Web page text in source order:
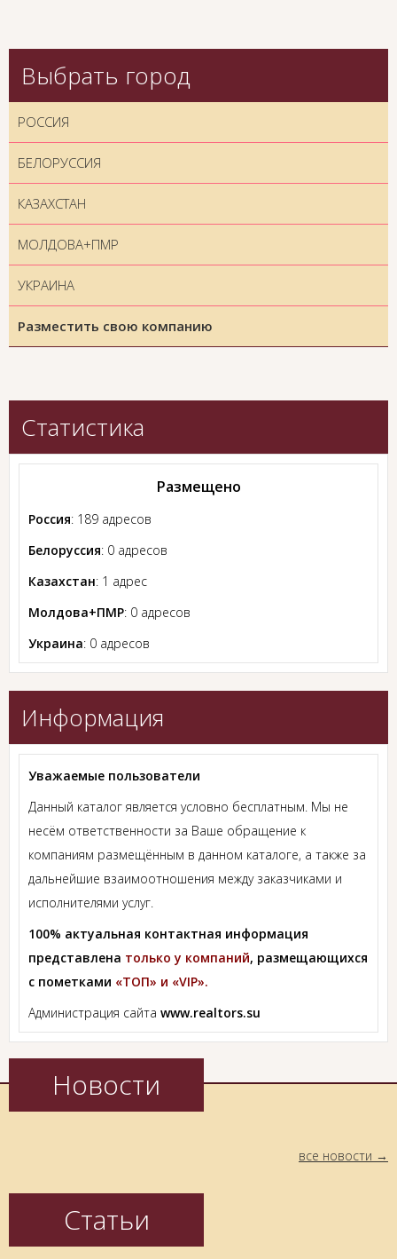
Выбрать город
РОССИЯ
БЕЛОРУССИЯ
КАЗАХСТАН
МОЛДОВА+ПМР
УКРАИНА
Разместить свою компанию
Статистика
Размещено
Россия: 189 адресов
Белоруссия: 0 адресов
Казахстан: 1 адрес
Молдова+ПМР: 0 адресов
Украина: 0 адресов
Информация
Уважаемые пользователи
Данный каталог является условно бесплатным. Мы не
несём ответственности за Ваше обращение к
компаниям размещённым в данном каталоге, а также за
дальнейшие взаимоотношения между заказчиками и
исполнителями услуг.
100% актуальная контактная информация
представлена только у компаний, размещающихся
с пометками «ТОП» и «VIP».
Администрация сайта www.realtors.su
Новости
все новости
Статьи